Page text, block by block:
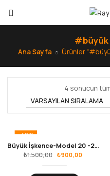
#büyük
Ana Sayfa Ürünler
4 sonucun
-40%
Büyük İşkence-Model 20 -200mm
₺1.500,00 ₺900,00